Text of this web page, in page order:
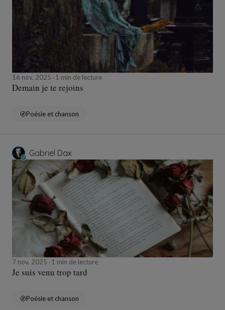
16 nov. 2025 1 min de lecture
Demain je te rejoins
Poésie et chanson
Gabriel Dax
7 nov. 2025 1 min de lecture
Je suis venu trop tard
Poésie et chanson